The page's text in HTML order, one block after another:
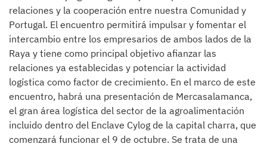
relaciones y la cooperación entre nuestra Comunidad y
Portugal. El encuentro permitirá impulsar y fomentar el
intercambio entre los empresarios de ambos lados de la
Raya y tiene como principal objetivo afianzar las
relaciones ya establecidas y potenciar la actividad
logística como factor de crecimiento. En el marco de este
encuentro, habrá una presentación de Mercasalamanca,
el gran área logística del sector de la agroalimentación
incluido dentro del Enclave Cylog de la capital charra, que
comenzará funcionar el 9 de octubre. Se trata de una